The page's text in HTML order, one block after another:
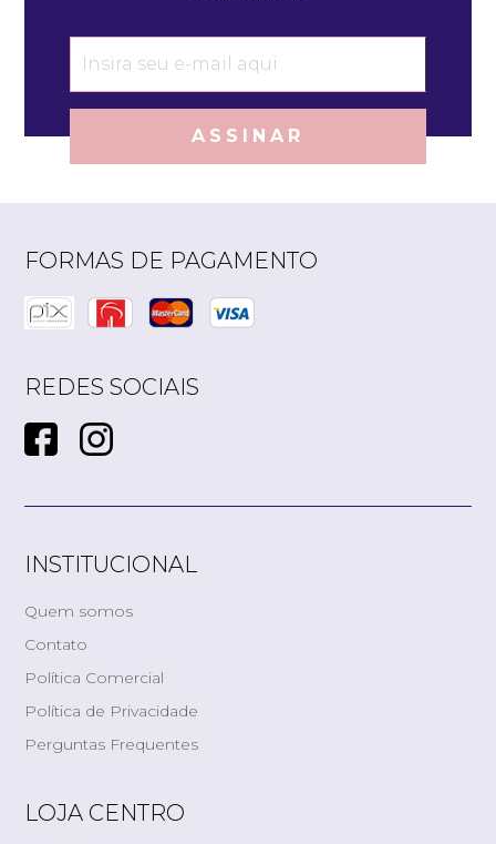
ASSINAR
FORMAS DE PAGAMENTO
REDES SOCIAIS
INSTITUCIONAL
Quem somos
Contato
Política Comercial
Política de Privacidade
Perguntas Frequentes
LOJA CENTRO